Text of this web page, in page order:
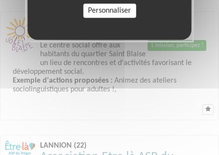
1 mission, participez !
Le centre social offre aux
habitants du quartier Saint Blaise
un lieu de rencontres et d'activités favorisant le
développement social.
Exemple d'actions proposées : Animez des ateliers
sociolinguistiques pour adultes !,
LANNION (22)
Personnaliser